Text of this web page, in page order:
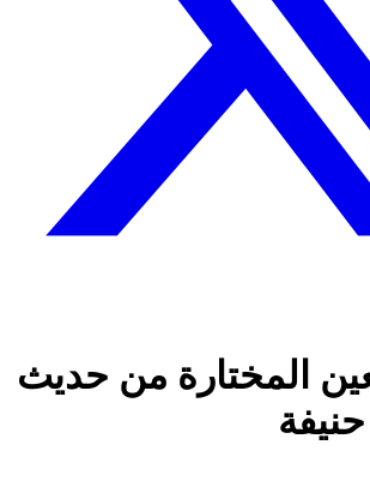
المختارة من حديث
حنيفة